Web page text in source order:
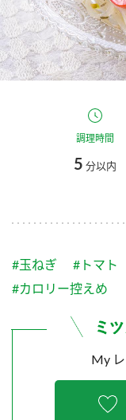
みりん風・
つゆ
スープ
ふりかけ
炊き込みご
商品ブランドサイト
Fibee（ファイビ
くらしプラ酢
お酢ドリンク
つゆ
納豆のサイト
三ツ判山吹
スペシャルサイト
企業情報
国内事業概要
企業理
ミツ
ミツカンを知る
環境
MIM
お客様相談セ
お客様の声をいか
販売終了製品のご案
よくあるご質問
調理時間
5 分以内
#玉ねぎ #トマト
#カロリー控えめ
My